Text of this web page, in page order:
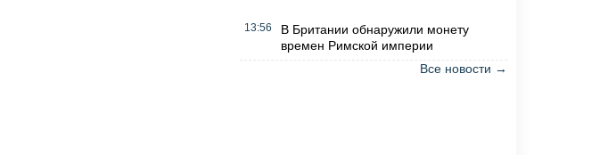
13:56
В Британии обнаружили монету
времен Римской империи
Все новости →